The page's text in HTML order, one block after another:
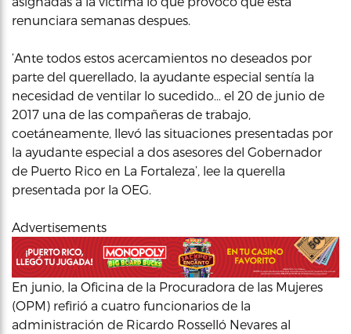
renunciara semanas despues.
‘Ante todos estos acercamientos no deseados por
parte del querellado, la ayudante especial sentía la
necesidad de ventilar lo sucedido… el 20 de junio de
2017 una de las compañeras de trabajo,
coetáneamente, llevó las situaciones presentadas por
la ayudante especial a dos asesores del Gobernador
de Puerto Rico en La Fortaleza’, lee la querella
presentada por la OEG.
Advertisements
En junio, la Oficina de la Procuradora de las Mujeres
(OPM) refirió a cuatro funcionarios de la
administración de Ricardo Rosselló Nevares al